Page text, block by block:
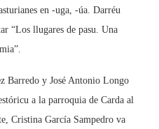
en -uga, -úa. Darréu
“Los llugares de pasu. Una
Barredo y José Antonio Longo
a la parroquia de Carda al
Cristina García Sampedro va